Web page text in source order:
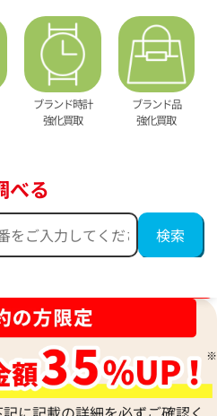
ブランド時計
強化買取
ブランド品
強化買取
べる